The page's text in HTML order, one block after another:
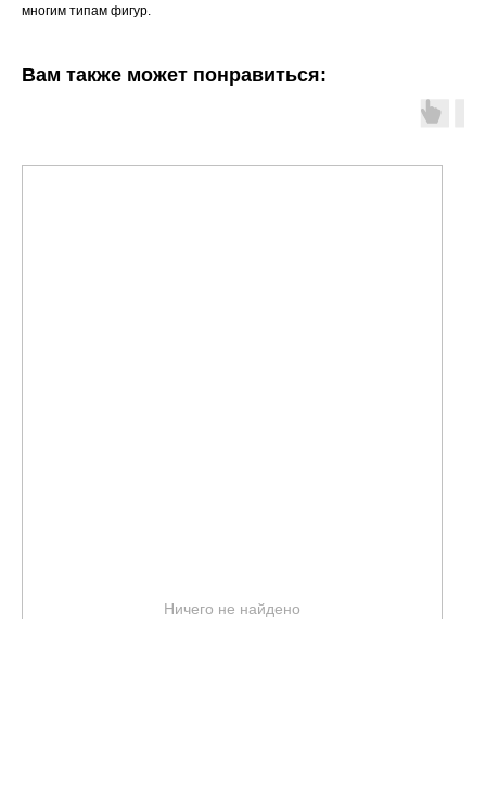
многим типам фигур.
Вам также может понравиться:
Ничего не найдено